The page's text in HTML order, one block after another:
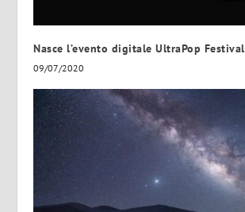
Nasce l’evento digitale UltraPop Festival
09/07/2020